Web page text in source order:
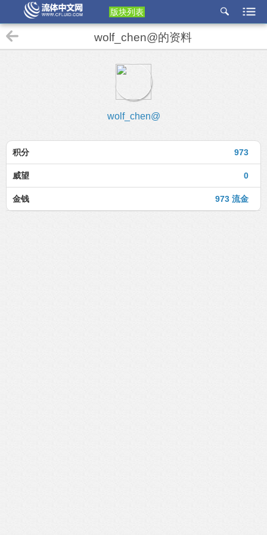
版块列表
etu
wolf_chen@的资料
wolf_chen@
973
积分
0
威望
973 流金
金钱